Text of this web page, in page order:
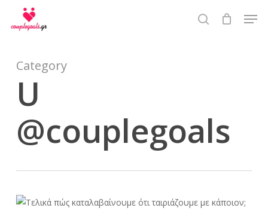
search
Category
U
@couplegoals